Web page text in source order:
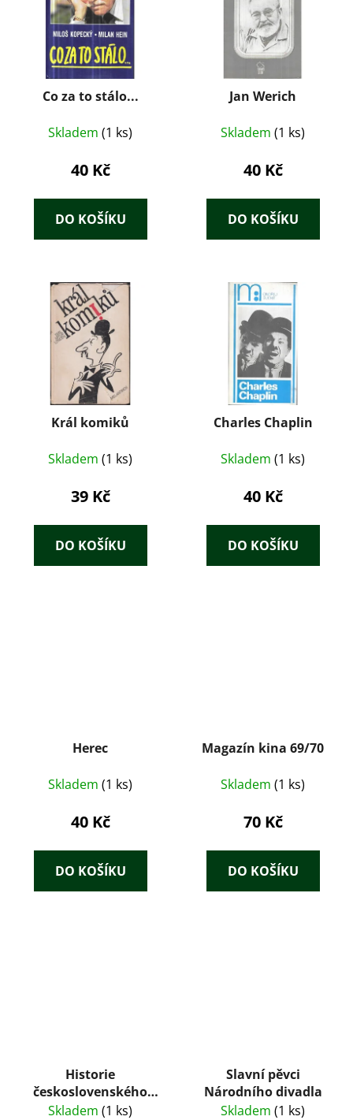
Co za to stálo...
Skladem (1 ks)
40 Kč
DO KOŠÍKU
Jan Werich
Skladem (1 ks)
40 Kč
DO KOŠÍKU
Král komiků
Skladem (1 ks)
39 Kč
DO KOŠÍKU
Charles Chaplin
Skladem (1 ks)
40 Kč
DO KOŠÍKU
Herec
Skladem (1 ks)
40 Kč
DO KOŠÍKU
Magazín kina 69/70
Skladem (1 ks)
70 Kč
DO KOŠÍKU
Historie
československého
filmu v obrazech
Skladem (1 ks)
Slavní pěvci
Národního divadla
Skladem (1 ks)